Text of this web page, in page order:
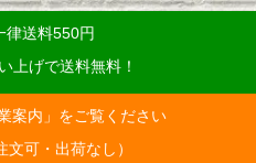
律送料550円
上げで送料無料！
案内 」をご覧ください
可・出荷なし）